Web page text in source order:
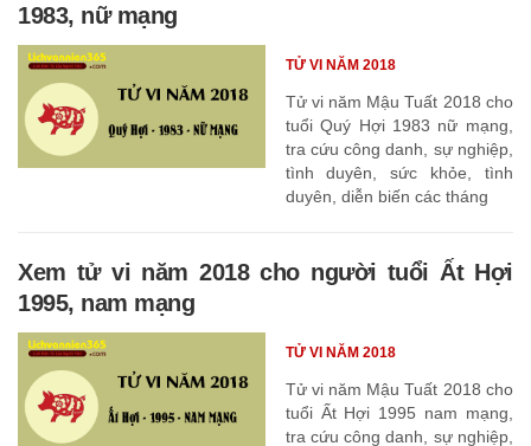
1983, nữ mạng
Tử vi năm Mậu Tuất 2018 cho
tuổi Quý Hợi 1983 nữ mạng,
tra cứu công danh, sự nghiệp,
tình duyên, sức khỏe, tình
duyên, diễn biến các tháng
TỬ VI NĂM 2018
Xem tử vi năm 2018 cho người tuổi Ất Hợi
1995, nam mạng
Tử vi năm Mậu Tuất 2018 cho
tuổi Ất Hợi 1995 nam mạng,
tra cứu công danh, sự nghiệp,
TỬ VI NĂM 2018